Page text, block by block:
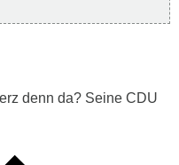
denn da? Seine CDU